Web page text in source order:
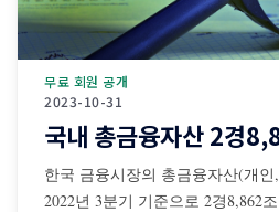
2023-10-31
무료 회원 공개
국내 총금융자산 2경
한국 금융시장의 총금융자산(개
2022년 3분기 기준으로 2경8,862